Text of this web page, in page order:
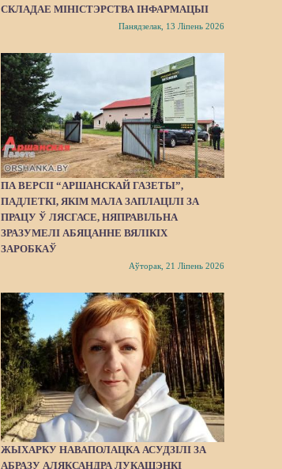
СКЛАДАЕ МІНІСТЭРСТВА ІНФАРМАЦЫІ
Панядзелак, 13 Ліпень 2026
ПА ВЕРСІІ “АРШАНСКАЙ ГАЗЕТЫ”,
ПАДЛЕТКІ, ЯКІМ МАЛА ЗАПЛАЦІЛІ ЗА
ПРАЦУ Ў ЛЯСГАСЕ, НЯПРАВІЛЬНА
ЗРАЗУМЕЛІ АБЯЦАННЕ ВЯЛІКІХ
ЗАРОБКАЎ
Аўторак, 21 Ліпень 2026
ЖЫХАРКУ НАВАПОЛАЦКА АСУДЗІЛІ ЗА
АБРАЗУ АЛЯКСАНДРА ЛУКАШЭНКІ